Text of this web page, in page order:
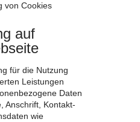
von Cookies
auf
für die Nutzung
Leistungen
Daten
Anschrift, Kontakt-
wie